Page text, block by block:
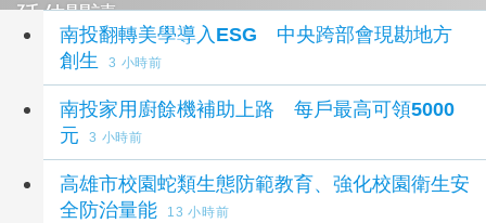
延伸閱讀
南投翻轉美學導入ESG 中央跨部會現勘地方
創生
3 小時前
南投家用廚餘機補助上路 每戶最高可領5000
元
3 小時前
高雄市校園蛇類生態防範教育、強化校園衛生安
全防治量能
13 小時前